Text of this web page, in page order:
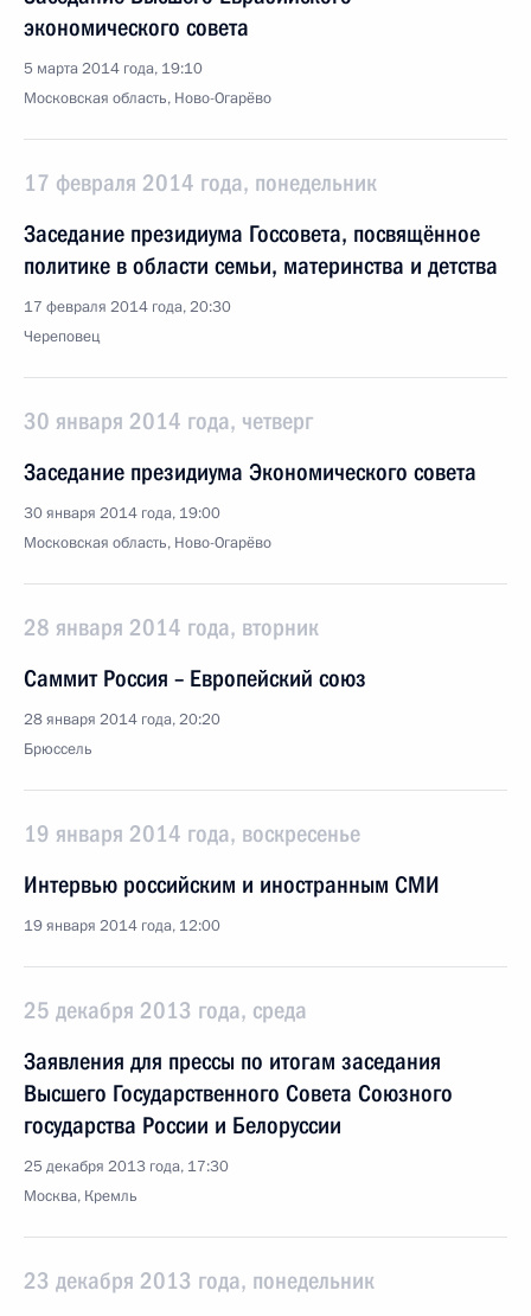
экономического совета
5 марта 2014 года, 19:10
Московская область, Ново-Огарёво
17 февраля 2014 года, понедельник
Заседание президиума Госсовета, посвящённое
политике в области семьи, материнства и детства
17 февраля 2014 года, 20:30
Череповец
30 января 2014 года, четверг
Заседание президиума Экономического совета
30 января 2014 года, 19:00
Московская область, Ново-Огарёво
28 января 2014 года, вторник
Саммит Россия – Европейский союз
28 января 2014 года, 20:20
Брюссель
19 января 2014 года, воскресенье
Интервью российским и иностранным СМИ
19 января 2014 года, 12:00
25 декабря 2013 года, среда
Заявления для прессы по итогам заседания
Высшего Государственного Совета Союзного
государства России и Белоруссии
25 декабря 2013 года, 17:30
Москва, Кремль
23 декабря 2013 года, понедельник